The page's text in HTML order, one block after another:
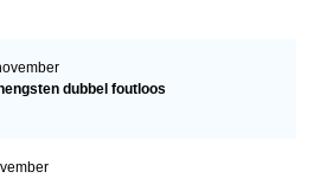
dubbel foutloos